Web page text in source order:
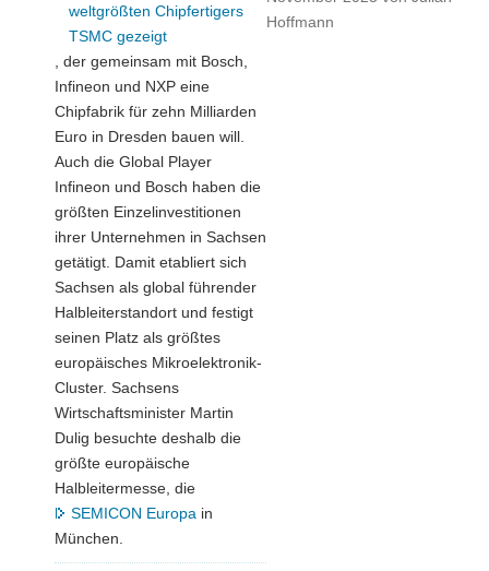
Hoffmann
weltgrößten Chipfertigers
TSMC gezeigt
, der gemeinsam mit Bosch,
Infineon und NXP eine
Chipfabrik für zehn Milliarden
Euro in Dresden bauen will.
Auch die Global Player
Infineon und Bosch haben die
größten Einzelinvestitionen
ihrer Unternehmen in Sachsen
getätigt. Damit etabliert sich
Sachsen als global führender
Halbleiterstandort und festigt
seinen Platz als größtes
europäisches Mikroelektronik-
Cluster. Sachsens
Wirtschaftsminister Martin
Dulig besuchte deshalb die
größte europäische
Halbleitermesse, die
SEMICON Europa in
München.